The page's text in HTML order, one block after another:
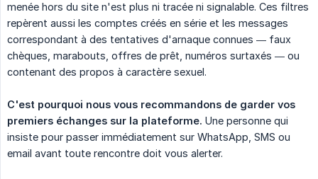
menée hors du site n'est plus ni tracée ni signalable. Ces filtres
repèrent aussi les comptes créés en série et les messages
correspondant à des tentatives d'arnaque connues — faux
chèques, marabouts, offres de prêt, numéros surtaxés — ou
contenant des propos à caractère sexuel.
C'est pourquoi nous vous recommandons de garder vos
premiers échanges sur la plateforme. Une personne qui
insiste pour passer immédiatement sur WhatsApp, SMS ou
email avant toute rencontre doit vous alerter.